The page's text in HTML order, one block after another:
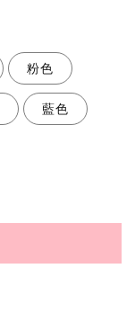
粉色
藍色